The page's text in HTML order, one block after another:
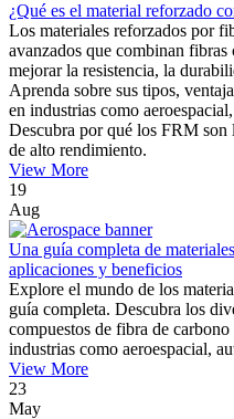
¿Qué es el material reforzado
Los materiales reforzados por
avanzados que combinan
mejorar la resistencia, la
Aprenda sobre sus tipos,
en industrias como
Descubra por qué los FRM son
de alto rendimiento.
View More
19
Aug
Una guía completa de
aplicaciones y beneficios
Explore el mundo de los
guía completa. Descubra los
compuestos de fibra de
industrias como aeroespacial,
View More
23
May